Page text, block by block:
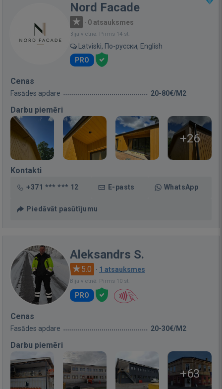
Nord Facade
· 0 atsauksmes
Bija vietnē: Pirms 14 st.
Latviski, По-русски, English
PRO
Cenas
Fasādes apdare 20-80€/M2
Darbu piemēri
+26
Kontakti
+371 *** *** 12 E-pasts WhatsApp
Piedāvāt pasūtījumu
Aleksandrs S.
5.0 · 1 atsauksmes
Bija vietnē: Pirms 10 st.
PRO
Cenas
Fasādes apdare 20-30€/M2
Darbu piemēri
+63